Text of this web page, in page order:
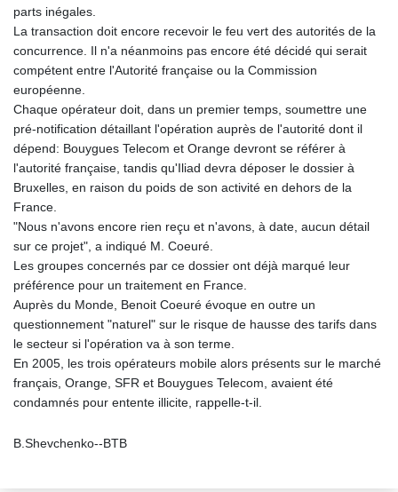
parts inégales.
La transaction doit encore recevoir le feu vert des autorités de la
concurrence. Il n'a néanmoins pas encore été décidé qui serait
compétent entre l'Autorité française ou la Commission
européenne.
Chaque opérateur doit, dans un premier temps, soumettre une
pré-notification détaillant l'opération auprès de l'autorité dont il
dépend: Bouygues Telecom et Orange devront se référer à
l'autorité française, tandis qu'Iliad devra déposer le dossier à
Bruxelles, en raison du poids de son activité en dehors de la
France.
"Nous n'avons encore rien reçu et n'avons, à date, aucun détail
sur ce projet", a indiqué M. Coeuré.
Les groupes concernés par ce dossier ont déjà marqué leur
préférence pour un traitement en France.
Auprès du Monde, Benoit Coeuré évoque en outre un
questionnement "naturel" sur le risque de hausse des tarifs dans
le secteur si l'opération va à son terme.
En 2005, les trois opérateurs mobile alors présents sur le marché
français, Orange, SFR et Bouygues Telecom, avaient été
condamnés pour entente illicite, rappelle-t-il.
B.Shevchenko--BTB